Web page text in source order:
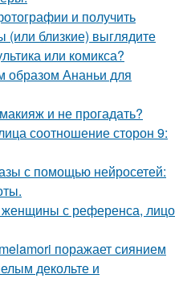
и получить
(или близкие) выглядите
или комикса?
образом Ананьи для
и не прогадать?
соотношение сторон 9:
с помощью нейросетей:
женщины с референса, лицо
поражает сиянием
декольте и